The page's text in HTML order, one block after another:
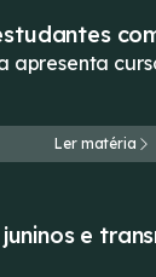
Ler matéria
e